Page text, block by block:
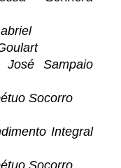
Sampaio
Socorro
Integral
Socorro